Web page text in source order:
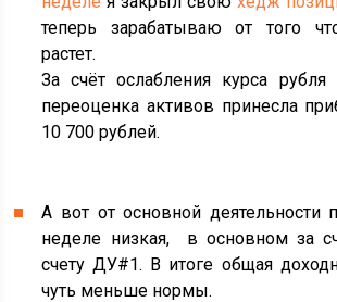
теперь зарабатываю от того
растет.
За счёт ослабления курса
переоценка активов принесла
10 700 рублей.
А вот от основной деятельности
неделе низкая, в основном за
счету ДУ#1. В итоге общая
чуть меньше нормы.